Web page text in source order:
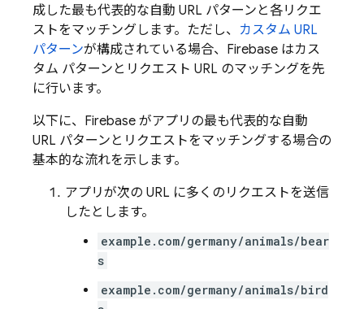
成した最も代表的な自動 URL パターンと各リクエ
ストをマッチングします。ただし、 カスタム URL
パターンが構成されている場合、Firebase はカス
タム パターンとリクエスト URL のマッチングを先
に行います。
以下に、Firebase がアプリの最も代表的な自動
URL パターンとリクエストをマッチングする場合の
基本的な流れを示します。
アプリが次の URL に多くのリクエストを送信
したとします。
example.com/germany/animals/bear
s
example.com/germany/animals/bird